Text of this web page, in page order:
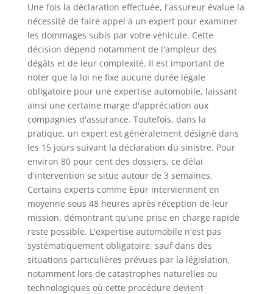
Une fois la déclaration effectuée, l'assureur évalue la
nécessité de faire appel à un expert pour examiner
les dommages subis par votre véhicule. Cette
décision dépend notamment de l'ampleur des
dégâts et de leur complexité. Il est important de
noter que la loi ne fixe aucune durée légale
obligatoire pour une expertise automobile, laissant
ainsi une certaine marge d'appréciation aux
compagnies d'assurance. Toutefois, dans la
pratique, un expert est généralement désigné dans
les 15 jours suivant la déclaration du sinistre. Pour
environ 80 pour cent des dossiers, ce délai
d'intervention se situe autour de 3 semaines.
Certains experts comme Epur interviennent en
moyenne sous 48 heures après réception de leur
mission, démontrant qu'une prise en charge rapide
reste possible. L'expertise automobile n'est pas
systématiquement obligatoire, sauf dans des
situations particulières prévues par la législation,
notamment lors de catastrophes naturelles ou
technologiques où cette procédure devient